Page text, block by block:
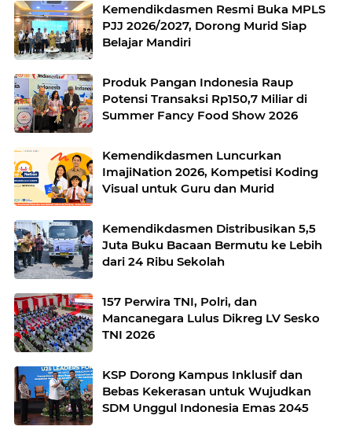
Kemendikdasmen Resmi Buka MPLS
PJJ 2026/2027, Dorong Murid Siap
Belajar Mandiri
Produk Pangan Indonesia Raup
Potensi Transaksi Rp150,7 Miliar di
Summer Fancy Food Show 2026
Kemendikdasmen Luncurkan
ImajiNation 2026, Kompetisi Koding
Visual untuk Guru dan Murid
Kemendikdasmen Distribusikan 5,5
Juta Buku Bacaan Bermutu ke Lebih
dari 24 Ribu Sekolah
157 Perwira TNI, Polri, dan
Mancanegara Lulus Dikreg LV Sesko
TNI 2026
KSP Dorong Kampus Inklusif dan
Bebas Kekerasan untuk Wujudkan
SDM Unggul Indonesia Emas 2045